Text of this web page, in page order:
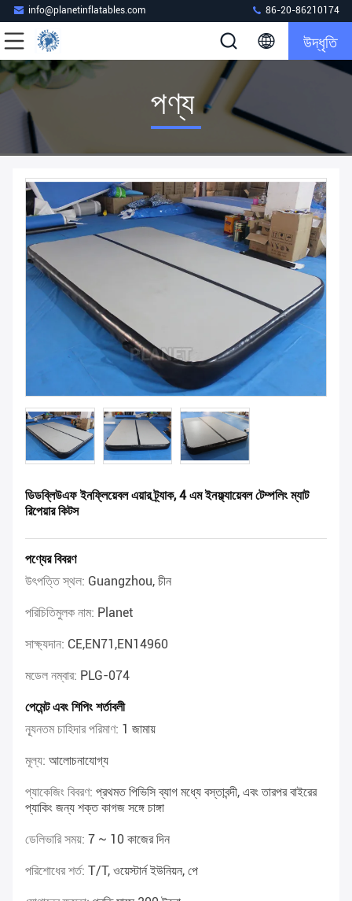
info@planetinflatables.com 86-20-86210174
উদ্ধৃতি
পণ্য
ডিডব্লিউএফ ইনফ্লিয়েবল এয়ার ট্র্যাক, 4 এম ইনফ্ল্যায়েবল টেম্পলিং ম্যাট
রিপেয়ার কিটস
পণ্যের বিবরণ
উৎপত্তি স্থল: Guangzhou, চীন
পরিচিতিমুলক নাম: Planet
সাক্ষ্যদান: CE,EN71,EN14960
মডেল নম্বার: PLG-074
পেমেন্ট এবং শিপিং শর্তাবলী
ন্যূনতম চাহিদার পরিমাণ: 1 জামায়
মূল্য: আলোচনাযোগ্য
প্যাকেজিং বিবরণ: প্রথমত পিভিসি ব্যাগ মধ্যে বস্তাবন্দী, এবং তারপর বাইরের
প্যাকিং জন্য শক্ত কাগজ সঙ্গে চাঙ্গা
ডেলিভারি সময়: 7 ~ 10 কাজের দিন
পরিশোধের শর্ত: T/T, ওয়েস্টার্ন ইউনিয়ন, পে